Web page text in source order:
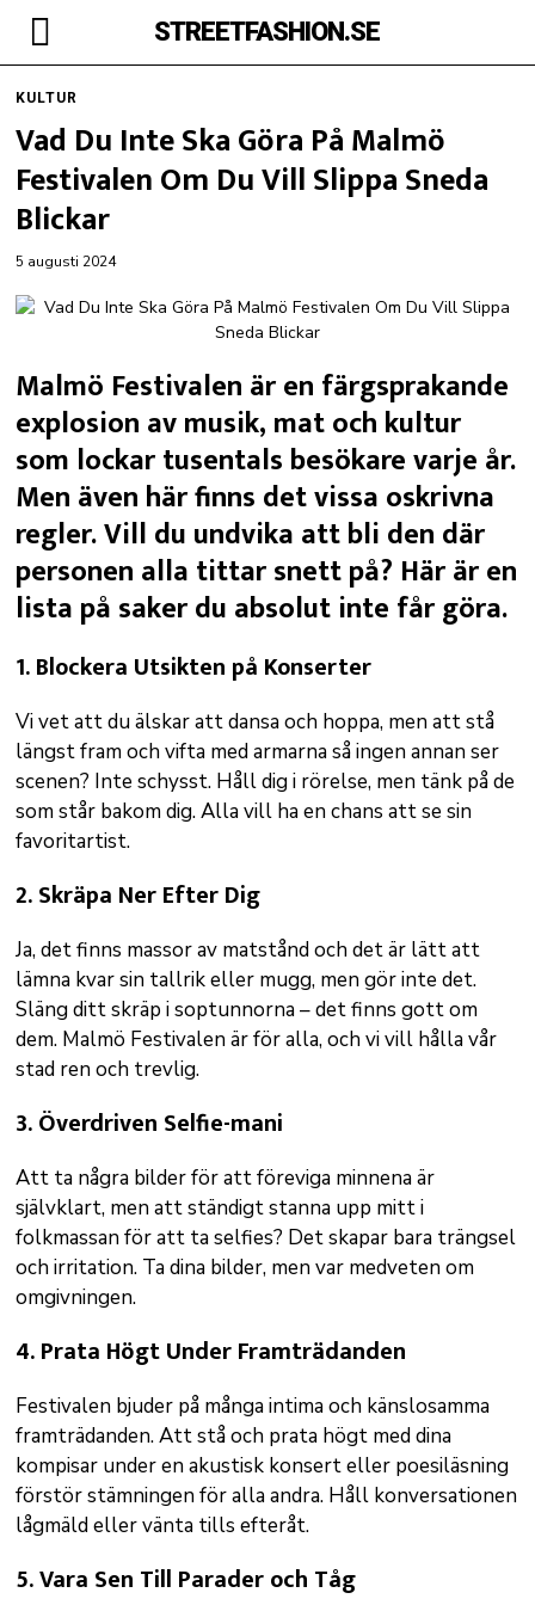
STREETFASHION.SE
KULTUR
Vad Du Inte Ska Göra På Malmö
Festivalen Om Du Vill Slippa Sneda
Blickar
5 augusti 2024
Malmö Festivalen är en färgsprakande
explosion av musik, mat och kultur
som lockar tusentals besökare varje år.
Men även här finns det vissa oskrivna
regler. Vill du undvika att bli den där
personen alla tittar snett på? Här är en
lista på saker du absolut inte får göra.
1.Blockera Utsikten på Konserter
Vi vet att du älskar att dansa och hoppa, men att stå
längst fram och vifta med armarna så ingen annan ser
scenen? Inte schysst. Håll dig i rörelse, men tänk på de
som står bakom dig. Alla vill ha en chans att se sin
favoritartist.
2.Skräpa Ner Efter Dig
Ja, det finns massor av matstånd och det är lätt att
lämna kvar sin tallrik eller mugg, men gör inte det.
Släng ditt skräp i soptunnorna – det finns gott om
dem. Malmö Festivalen är för alla, och vi vill hålla vår
stad ren och trevlig.
3.Överdriven Selfie-mani
Att ta några bilder för att föreviga minnena är
självklart, men att ständigt stanna upp mitt i
folkmassan för att ta selfies? Det skapar bara trängsel
och irritation. Ta dina bilder, men var medveten om
omgivningen.
4.Prata Högt Under Framträdanden
Festivalen bjuder på många intima och känslosamma
framträdanden. Att stå och prata högt med dina
kompisar under en akustisk konsert eller poesiläsning
förstör stämningen för alla andra. Håll konversationen
lågmäld eller vänta tills efteråt.
5.Vara Sen Till Parader och Tåg